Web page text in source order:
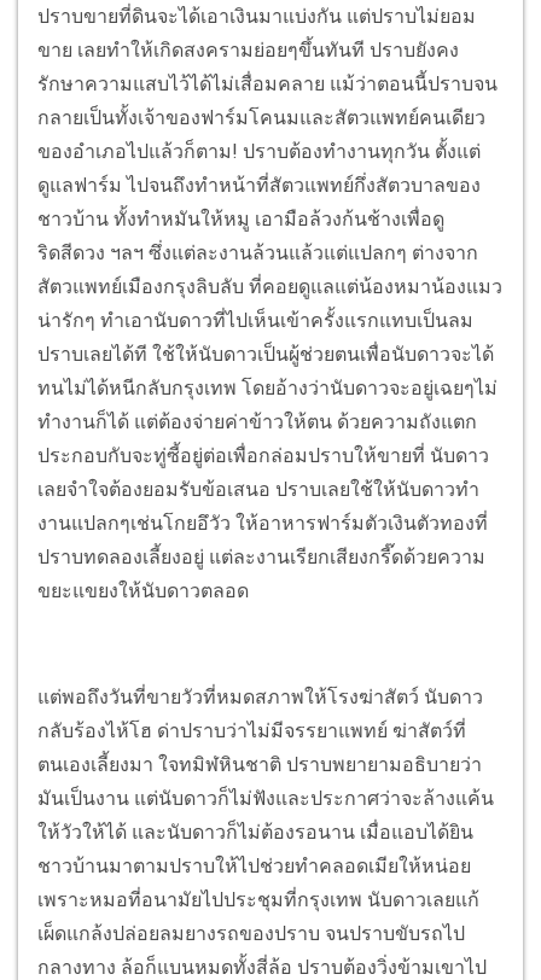
ปราบขายที่ดินจะได้เอาเงินมาแบ่งกัน แต่ปราบไม่ยอม
ขาย เลยทำให้เกิดสงครามย่อยๆขึ้นทันที ปราบยังคง
รักษาความแสบไว้ได้ไม่เสื่อมคลาย แม้ว่าตอนนี้ปราบจน
กลายเป็นทั้งเจ้าของฟาร์มโคนมและสัตวแพทย์คนเดียว
ของอำเภอไปแล้วก็ตาม! ปราบต้องทำงานทุกวัน ตั้งแต่
ดูแลฟาร์ม ไปจนถึงทำหน้าที่สัตวแพทย์กึ่งสัตวบาลของ
ชาวบ้าน ทั้งทำหมันให้หมู เอามือล้วงก้นช้างเพื่อดู
ริดสีดวง ฯลฯ ซึ่งแต่ละงานล้วนแล้วแต่แปลกๆ ต่างจาก
สัตวแพทย์เมืองกรุงลิบลับ ที่คอยดูแลแต่น้องหมาน้องแมว
น่ารักๆ ทำเอานับดาวที่ไปเห็นเข้าครั้งแรกแทบเป็นลม
ปราบเลยได้ที ใช้ให้นับดาวเป็นผู้ช่วยตนเพื่อนับดาวจะได้
ทนไม่ได้หนีกลับกรุงเทพ โดยอ้างว่านับดาวจะอยู่เฉยๆไม่
ทำงานก็ได้ แต่ต้องจ่ายค่าข้าวให้ตน ด้วยความถังแตก
ประกอบกับจะทู่ซี้อยู่ต่อเพื่อกล่อมปราบให้ขายที่ นับดาว
เลยจำใจต้องยอมรับข้อเสนอ ปราบเลยใช้ให้นับดาวทำ
งานแปลกๆเช่นโกยอึวัว ให้อาหารฟาร์มตัวเงินตัวทองที่
ปราบทดลองเลี้ยงอยู่ แต่ละงานเรียกเสียงกรี๊ดด้วยความ
ขยะแขยงให้นับดาวตลอด
แต่พอถึงวันที่ขายวัวที่หมดสภาพให้โรงฆ่าสัตว์ นับดาว
กลับร้องไห้โฮ ด่าปราบว่าไม่มีจรรยาแพทย์ ฆ่าสัตว์ที่
ตนเองเลี้ยงมา ใจทมิฬหินชาติ ปราบพยายามอธิบายว่า
มันเป็นงาน แต่นับดาวก็ไม่ฟังและประกาศว่าจะล้างแค้น
ให้วัวให้ได้ และนับดาวก็ไม่ต้องรอนาน เมื่อแอบได้ยิน
ชาวบ้านมาตามปราบให้ไปช่วยทำคลอดเมียให้หน่อย
เพราะหมอที่อนามัยไปประชุมที่กรุงเทพ นับดาวเลยแก้
เผ็ดแกล้งปล่อยลมยางรถของปราบ จนปราบขับรถไป
กลางทาง ล้อก็แบนหมดทั้งสี่ล้อ ปราบต้องวิ่งข้ามเขาไป